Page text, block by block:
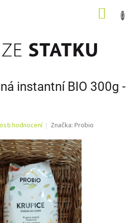
instantní BIO 300g -
hodnocení Značka: Probio